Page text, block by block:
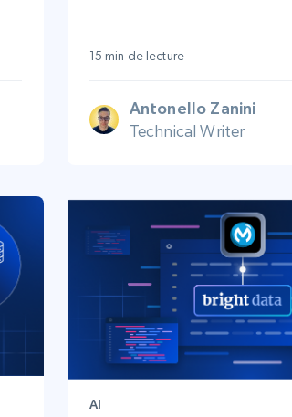
15 min de lecture
Antonello Zanini
Technical Writer
AI